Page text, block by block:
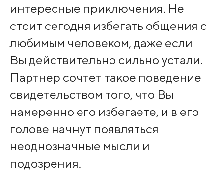
интересные приключения. Не
стоит сегодня избегать общения с
любимым человеком, даже если
Вы действительно сильно устали.
Партнер сочтет такое поведение
свидетельством того, что Вы
намеренно его избегаете, и в его
голове начнут появляться
неоднозначные мысли и
подозрения.